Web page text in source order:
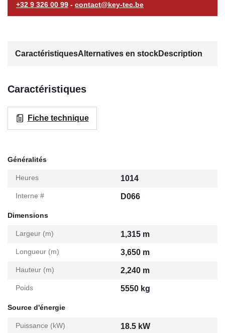
+32 9 326 00 99 - contact@key-tec.be
CaractéristiquesAlternatives en stockDescription
Caractéristiques
Fiche technique
Généralités
Heures 1014
Interne # D066
Dimensions
Largeur (m) 1,315 m
Longueur (m) 3,650 m
Hauteur (m) 2,240 m
Poids 5550 kg
Source d'énergie
Puissance (kW) 18.5 kW